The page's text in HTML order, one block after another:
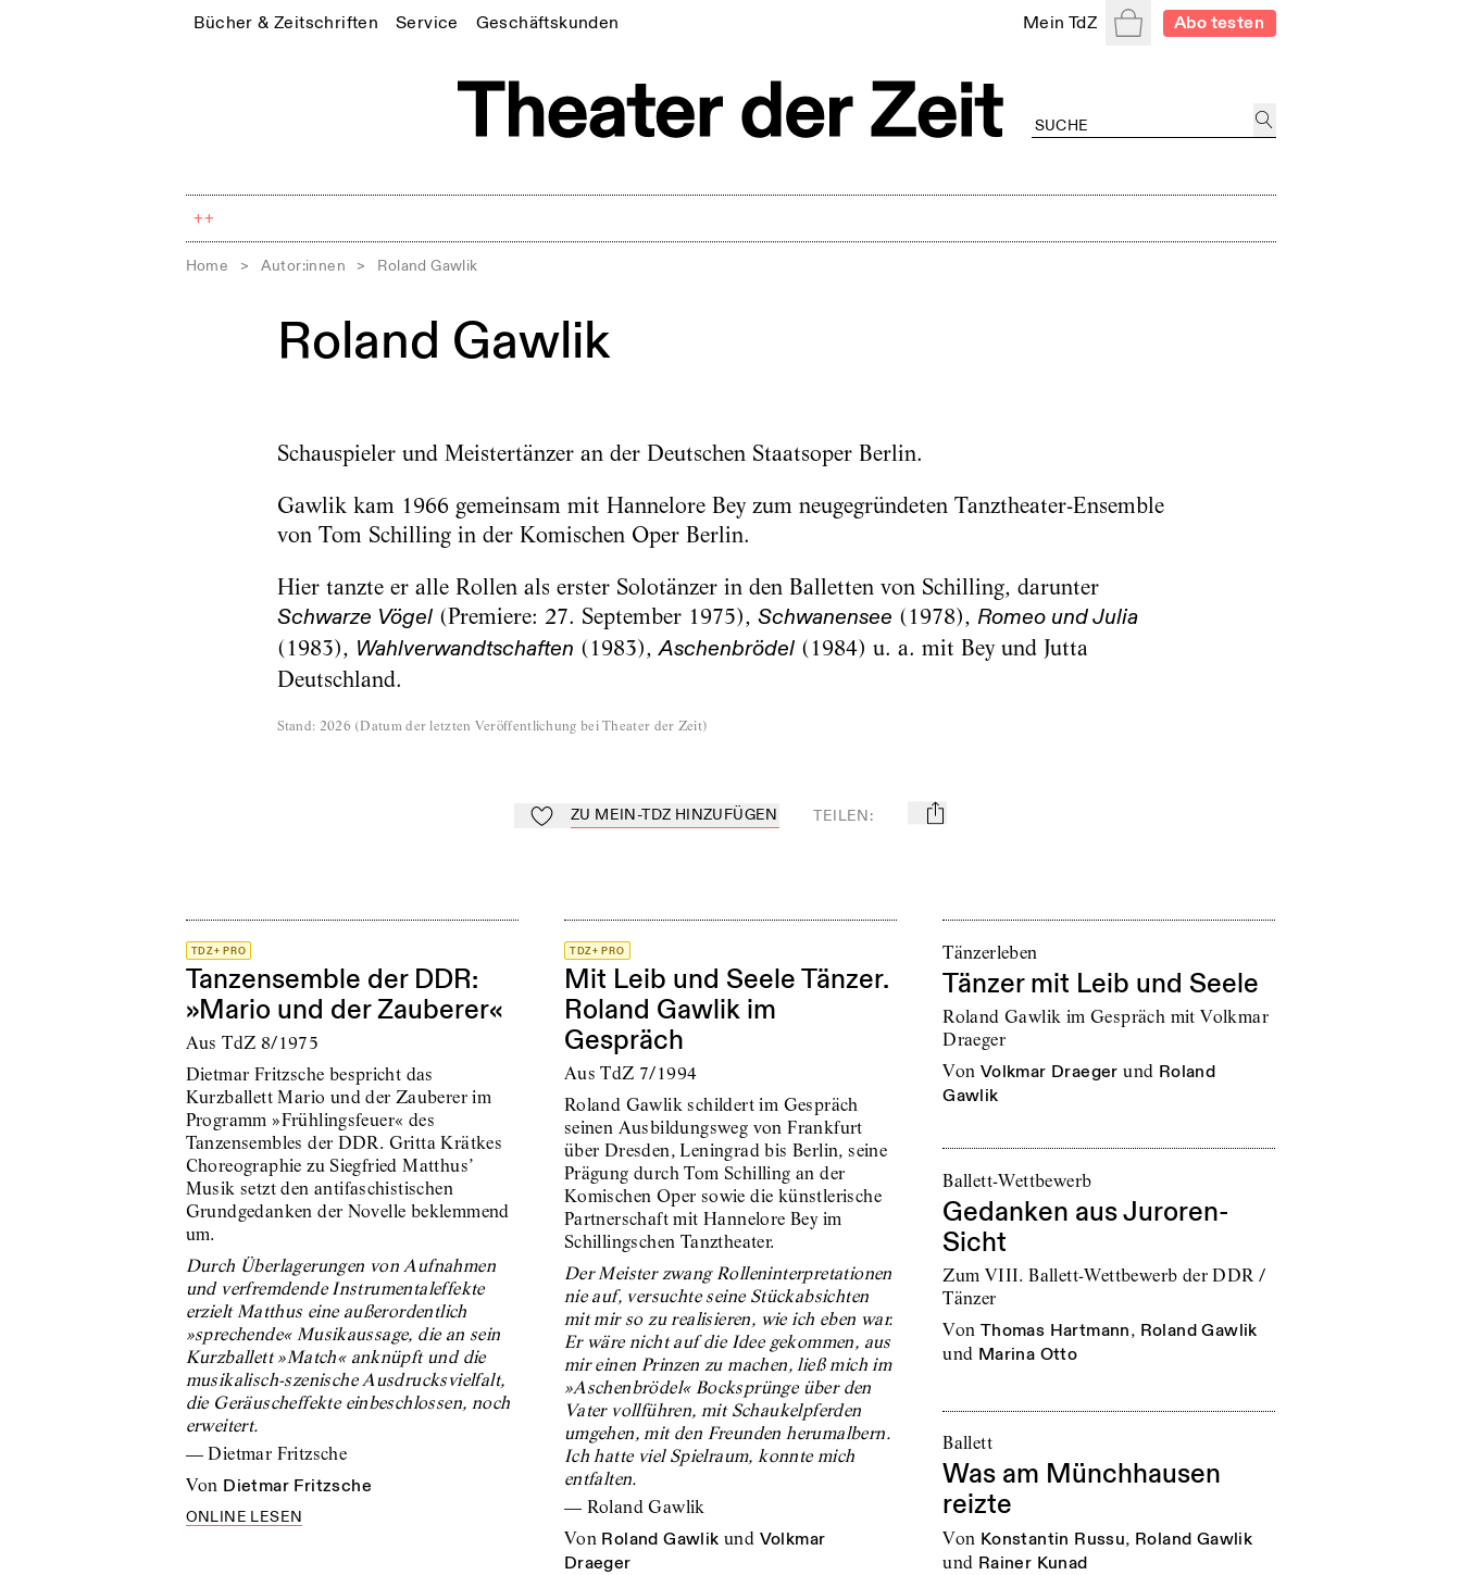
Bücher & Zeitschriften Service Geschäftskunden Mein TdZ WarenkorbAbo testen
++
Home > Autor:innen > Roland Gawlik
Roland Gawlik
Schauspieler und Meistertänzer an der Deutschen Staatsoper Berlin.
Gawlik kam 1966 gemeinsam mit Hannelore Bey zum neugegründeten Tanztheater-Ensemble
von Tom Schilling in der Komischen Oper Berlin.
Hier tanzte er alle Rollen als erster Solotänzer in den Balletten von Schilling, darunter
Schwarze Vögel(Premiere: 27. September 1975), Schwanensee (1978), Romeo und Julia
(1983), Wahlverwandtschaften (1983),Aschenbrödel(1984) u. a. mit Bey und Jutta
Deutschland.
Stand: 2026 (Datum der letzten Veröffentlichung bei Theater der Zeit)
Zu Mein-TdZ hinzufügen
ZU MEIN-TDZ HINZUFÜGEN TEILEN: mail
TDZ+ PRO
Tanzensemble der DDR:
»Mario und der Zauberer«
Aus TdZ 8/1975
Dietmar Fritzsche bespricht das
Kurzballett Mario und der Zauberer im
Programm »Frühlingsfeuer« des
Tanzensembles der DDR. Gritta Krätkes
Choreographie zu Siegfried Matthus’
Musik setzt den antifaschistischen
Grundgedanken der Novelle beklemmend
um.
Durch Überlagerungen von Aufnahmen
und verfremdende Instrumentaleffekte
erzielt Matthus eine außerordentlich
»sprechende« Musikaussage, die an sein
Kurzballett »Match« anknüpft und die
musikalisch-szenische Ausdrucksvielfalt,
die Geräuscheffekte einbeschlossen, noch
erweitert.
—Dietmar Fritzsche
von Dietmar Fritzsche
ONLINE LESEN
TDZ+ PRO
Mit Leib und Seele Tänzer.
Roland Gawlik im
Gespräch
Aus TdZ 7/1994
Roland Gawlik schildert im Gespräch
seinen Ausbildungsweg von Frankfurt
über Dresden, Leningrad bis Berlin, seine
Prägung durch Tom Schilling an der
Komischen Oper sowie die künstlerische
Partnerschaft mit Hannelore Bey im
Schillingschen Tanztheater.
Der Meister zwang Rolleninterpretationen
nie auf, versuchte seine Stückabsichten
mit mir so zu realisieren, wie ich eben war.
Er wäre nicht auf die Idee gekommen, aus
mir einen Prinzen zu machen, ließ mich im
»Aschenbrödel« Bocksprünge über den
Vater vollführen, mit Schaukelpferden
umgehen, mit den Freunden herumalbern.
Ich hatte viel Spielraum, konnte mich
entfalten.
— Roland Gawlik
von Roland Gawlik und Volkmar
Draeger
Tänzerleben
Tänzer mit Leib und Seele
Roland Gawlik im Gespräch mit Volkmar
Draeger
von Volkmar Draeger und Roland
Gawlik
Ballett-Wettbewerb
Gedanken aus Juroren-
Sicht
Zum VIII. Ballett-Wettbewerb der DDR /
Tänzer
von Thomas Hartmann, Roland Gawlik
und Marina Otto
Ballett
Was am Münchhausen
reizte
von Konstantin Russu, Roland Gawlik
und Rainer Kunad